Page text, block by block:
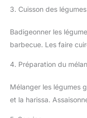
3. Cuisson des
Badigeonner les
barbecue. Les faire
4. Préparation du
Mélanger les légumes
et la harissa.